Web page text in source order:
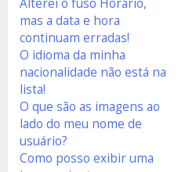
Alterei o fuso Horário,
mas a data e hora
continuam erradas!
O idioma da minha
nacionalidade não está na
lista!
O que são as imagens ao
lado do meu nome de
usuário?
Como posso exibir uma